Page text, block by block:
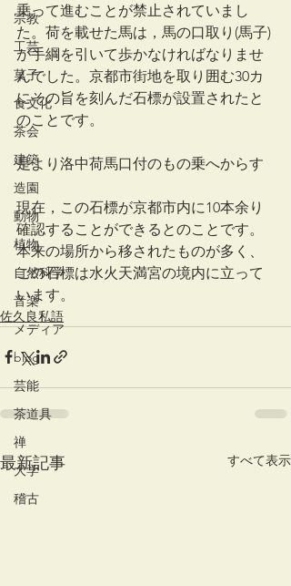
宗教
工芸
菓子
食文化
茶会
建築
造園
動物
植物
自然科学
音楽
メディア
blog
芸能
茶道具
禅
大学
稽古
乗って進むことが禁止されていまし
た。荷を載せた馬は，馬の口取り(馬子)
が手綱を引いて歩かなければなりませ
んでした。京都市街地を取り囲む30カ
にその旨を刻んだ石標が設置されたと
のことです。
是より洛中荷馬口付のもの乗へからす
現在，この石標が京都市内に10本余り
確認することができるとのことです。
本来の場所から移されたものが多く、
この石標は水火天満宮の境内に立って
います。
佐久良私語
最新記事 すべて表示